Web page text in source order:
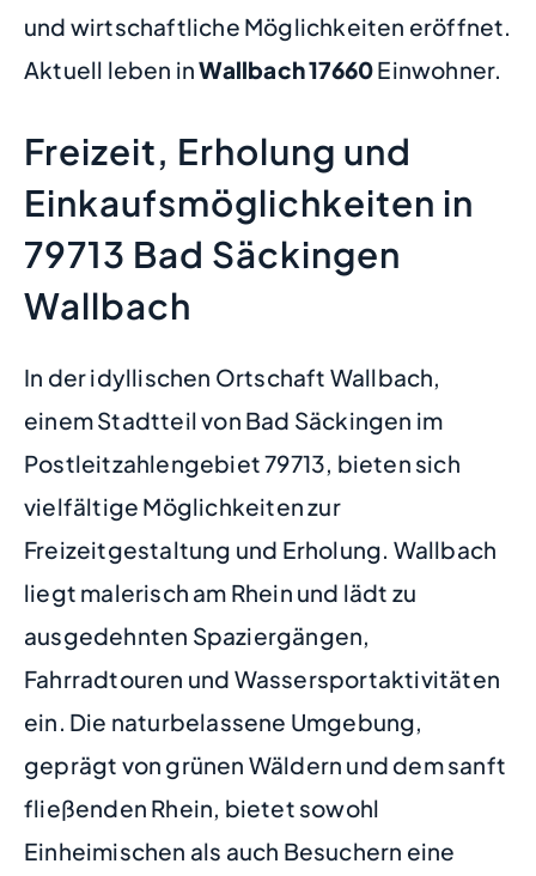
und wirtschaftliche Möglichkeiten eröffnet.
Aktuell leben inWallbach17660Einwohner.
Freizeit, Erholung und
Einkaufsmöglichkeiten in
79713 Bad Säckingen
Wallbach
In der idyllischen Ortschaft Wallbach,
einem Stadtteil von Bad Säckingen im
Postleitzahlengebiet 79713, bieten sich
vielfältige Möglichkeiten zur
Freizeitgestaltung und Erholung. Wallbach
liegt malerisch am Rhein und lädt zu
ausgedehnten Spaziergängen,
Fahrradtouren und Wassersportaktivitäten
ein. Die naturbelassene Umgebung,
geprägt von grünen Wäldern und dem sanft
fließenden Rhein, bietet sowohl
Einheimischen als auch Besuchern eine